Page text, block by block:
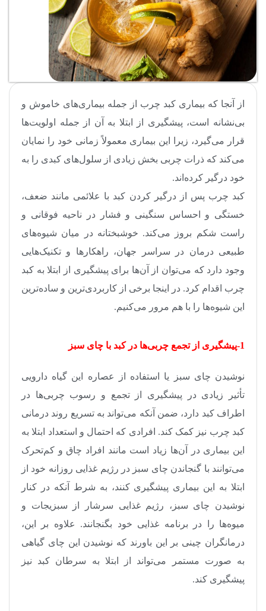
از آنجا که بیماری کبد چرب از جمله بیماری‌های خاموش و
بی‌نشانه است، پیشگیری از ابتلا به آن از جمله اولویت‌ها
قرار می‌گیرد، زیرا این بیماری معمولاً زمانی خود را نمایان
می‌کند که ذرات چربی بخش زیادی از سلول‌های کبدی را به
خود درگیر کرده‌اند.
کبد چرب پس از درگیر کردن کبد با علائمی مانند ضعف،
خستگی و احساس سنگینی و فشار در ناحیه فوقانی و
راست شکم بروز می‌کند. خوشبختانه در میان شیوه‌های
طبیعی درمان در سراسر جهان، راهکارها و تکنیک‌هایی
وجود دارد که می‌توان از آن‌ها برای پیشگیری از ابتلا به کبد
چرب اقدام کرد. در اینجا برخی از کاربردی‌ترین و ساده‌ترین
این شیوه‌ها را با هم مرور می‌کنیم.
1-پیشگیری از تجمع چربی‌ها در کبد با چای سبز
نوشیدن چای سبز یا استفاده از عصاره این گیاه دارویی
تأثیر زیادی در پیشگیری از تجمع و رسوب چربی‌ها در
اطراف کبد دارد، ضمن آنکه می‌تواند به تسریع روند درمانی
کبد چرب نیز کمک کند. افرادی که احتمال و استعداد ابتلا به
این بیماری در آن‌ها زیاد است مانند افراد چاق و کم‌تحرک
می‌توانند با گنجاندن چای سبز در رژیم غذایی روزانه خود از
ابتلا به این بیماری پیشگیری کنند، به شرط آنکه در کنار
نوشیدن چای سبز، رژیم غذایی سرشار از سبزیجات و
میوه‌ها را در برنامه غذایی خود بگنجانند. علاوه بر این،
درمانگران چینی بر این باورند که نوشیدن این چای گیاهی
به صورت مستمر می‌تواند از ابتلا به سرطان کبد نیز
پیشگیری کند.